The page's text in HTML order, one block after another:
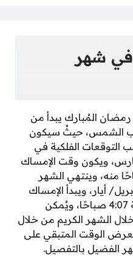
في شهر
المُبارك يبدأ من
الشمس، حيثُ سيكون
الفلكية في
ويكون وقت الإمساك
الساعة 4:38 صباحًا منه، وينتهي الشهر
أيار، ويبدأ الإمساك
في ذلك اليوم في تمام الساعة 4:07 صباحًا، ويُمكن
الشهر الكريم من خلال
الوقت المتبقي على
الفضيل بالتفصيل.